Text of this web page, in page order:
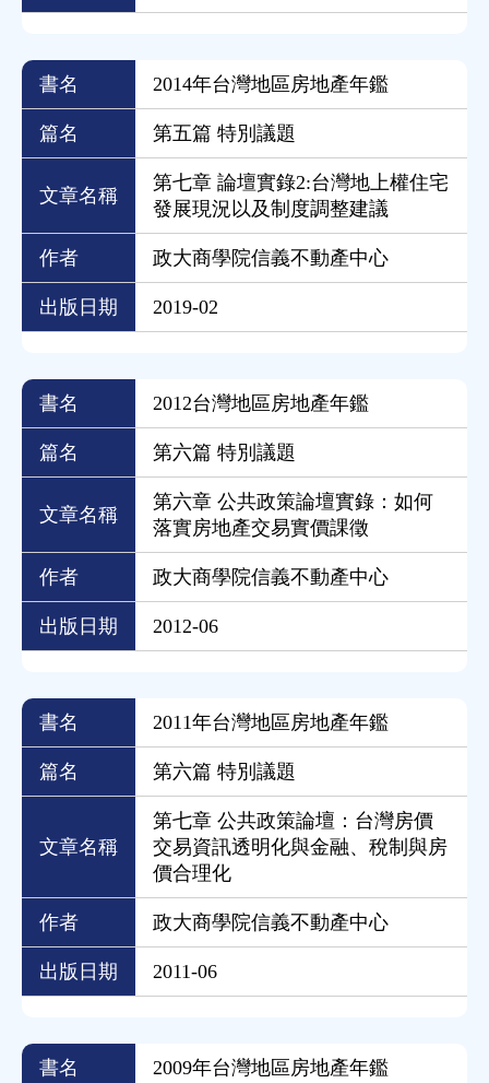
書名 2014年台灣地區房地產年鑑
篇名 第五篇 特別議題
文章名稱
第七章 論壇實錄2:台灣地上權住宅
發展現況以及制度調整建議
作者 政大商學院信義不動產中心
出版日期 2019-02
書名 2012台灣地區房地產年鑑
篇名 第六篇 特別議題
文章名稱
第六章 公共政策論壇實錄：如何
落實房地產交易實價課徵
作者 政大商學院信義不動產中心
出版日期 2012-06
書名 2011年台灣地區房地產年鑑
篇名 第六篇 特別議題
文章名稱
第七章 公共政策論壇：台灣房價
交易資訊透明化與金融、稅制與房
價合理化
作者 政大商學院信義不動產中心
出版日期 2011-06
書名 2009年台灣地區房地產年鑑